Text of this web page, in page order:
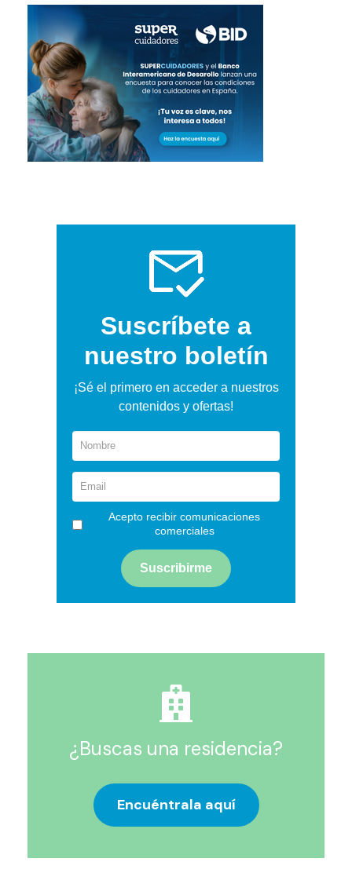
Suscríbete a
nuestro boletín
¡Sé el primero en acceder a nuestros
contenidos y ofertas!
Acepto recibir comunicaciones
comerciales
¿Buscas una residencia?
Encuéntrala aquí